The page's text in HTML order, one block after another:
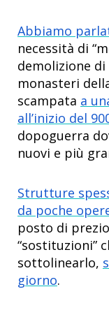
Abbiamo
necessità di
demolizione
monasteri
scampata a
all’inizio del
dopoguerra
nuovi e più
Strutture
da poche
posto di
“sostituzioni”
sottolinearlo,
giorno.